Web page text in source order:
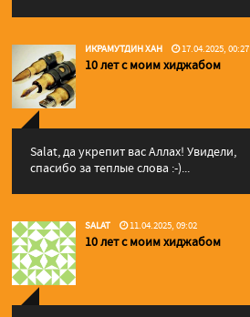
ИКРАМУТДИН ХАН 17.04.2025, 00:27
10 лет с моим хиджабом
Salat, да укрепит вас Аллаx! Увидели,
спасибо за теплые слова :-)...
SALAT 11.04.2025, 09:02
10 лет с моим хиджабом